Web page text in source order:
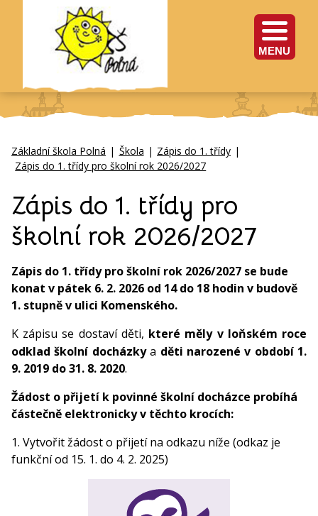
MENU
Základní škola Polná | Škola | Zápis do 1. třídy |
Zápis do 1. třídy pro školní rok 2026/2027
Zápis do 1. třídy pro
školní rok 2026/2027
Zápis do 1. třídy pro školní rok 2026/2027 se bude
konat v pátek 6. 2. 2026 od 14 do 18 hodin v budově
1. stupně v ulici Komenského.
K zápisu se dostaví děti, které měly v loňském roce
odklad školní docházkya děti narozené v období 1.
9. 2019 do 31. 8. 2020.
Žádost o přijetí k povinné školní docházce probíhá
částečně elektronicky v těchto krocích:
1. Vytvořit žádost o přijetí na odkazu níže (odkaz je
funkční od 15. 1. do 4. 2. 2025)